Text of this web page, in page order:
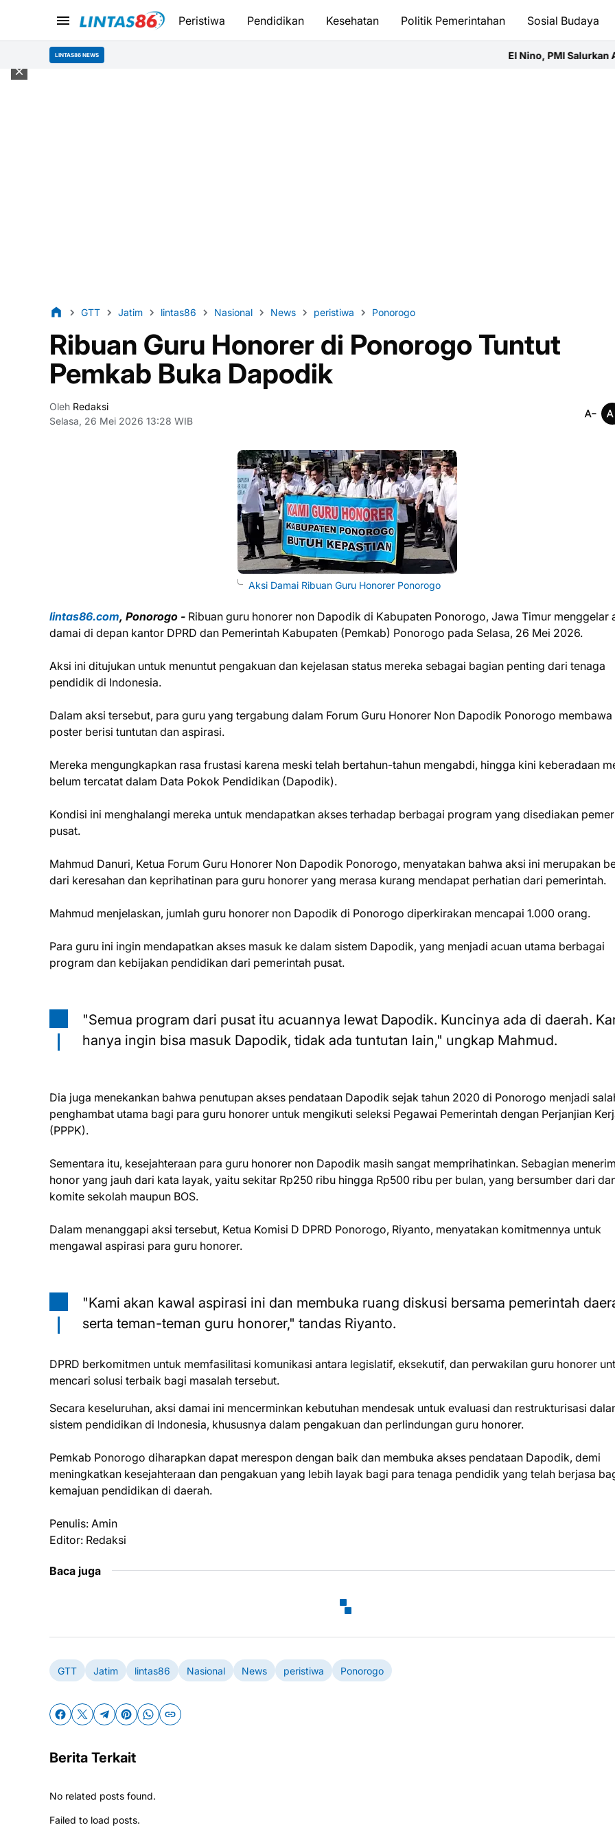
Peristiwa Pendidikan Kesehatan Politik Pemerintahan Sosial Budaya
LINTAS86 NEWS El Nino, PMI Salurkan Air Bersih di
GTT Jatim lintas86 Nasional News peristiwa Ponorogo
Ribuan Guru Honorer di Ponorogo Tuntut
Pemkab Buka Dapodik
Oleh Redaksi
Selasa, 26 Mei 2026 13:28 WIB
Aksi Damai Ribuan Guru Honorer Ponorogo
lintas86.com, Ponorogo - Ribuan guru honorer non Dapodik di Kabupaten Ponorogo, Jawa Timur menggelar
damai di depan kantor DPRD dan Pemerintah Kabupaten (Pemkab) Ponorogo pada Selasa, 26 Mei 2026.
Aksi ini ditujukan untuk menuntut pengakuan dan kejelasan status mereka sebagai bagian penting dari tenaga
pendidik di Indonesia.
Dalam aksi tersebut, para guru yang tergabung dalam Forum Guru Honorer Non Dapodik Ponorogo membawa
poster berisi tuntutan dan aspirasi.
Mereka mengungkapkan rasa frustasi karena meski telah bertahun-tahun mengabdi, hingga kini keberadaan
belum tercatat dalam Data Pokok Pendidikan (Dapodik).
Kondisi ini menghalangi mereka untuk mendapatkan akses terhadap berbagai program yang disediakan
pusat.
Mahmud Danuri, Ketua Forum Guru Honorer Non Dapodik Ponorogo, menyatakan bahwa aksi ini merupakan
dari keresahan dan keprihatinan para guru honorer yang merasa kurang mendapat perhatian dari pemerintah.
Mahmud menjelaskan, jumlah guru honorer non Dapodik di Ponorogo diperkirakan mencapai 1.000 orang.
Para guru ini ingin mendapatkan akses masuk ke dalam sistem Dapodik, yang menjadi acuan utama berbagai
program dan kebijakan pendidikan dari pemerintah pusat.
"Semua program dari pusat itu acuannya lewat Dapodik. Kuncinya ada di daerah.
hanya ingin bisa masuk Dapodik, tidak ada tuntutan lain," ungkap Mahmud.
Dia juga menekankan bahwa penutupan akses pendataan Dapodik sejak tahun 2020 di Ponorogo menjadi
penghambat utama bagi para guru honorer untuk mengikuti seleksi Pegawai Pemerintah dengan Perjanjian
(PPPK).
Sementara itu, kesejahteraan para guru honorer non Dapodik masih sangat memprihatinkan. Sebagian
honor yang jauh dari kata layak, yaitu sekitar Rp250 ribu hingga Rp500 ribu per bulan, yang bersumber dari
komite sekolah maupun BOS.
Dalam menanggapi aksi tersebut, Ketua Komisi D DPRD Ponorogo, Riyanto, menyatakan komitmennya untuk
mengawal aspirasi para guru honorer.
"Kami akan kawal aspirasi ini dan membuka ruang diskusi bersama pemerintah
serta teman-teman guru honorer," tandas Riyanto.
DPRD berkomitmen untuk memfasilitasi komunikasi antara legislatif, eksekutif, dan perwakilan guru honorer
mencari solusi terbaik bagi masalah tersebut.
Secara keseluruhan, aksi damai ini mencerminkan kebutuhan mendesak untuk evaluasi dan restrukturisasi
sistem pendidikan di Indonesia, khususnya dalam pengakuan dan perlindungan guru honorer.
Pemkab Ponorogo diharapkan dapat merespon dengan baik dan membuka akses pendataan Dapodik, demi
meningkatkan kesejahteraan dan pengakuan yang lebih layak bagi para tenaga pendidik yang telah berjasa
kemajuan pendidikan di daerah.
Penulis: Amin
Editor: Redaksi
Baca juga
GTT Jatim lintas86 Nasional News peristiwa Ponorogo
Berita Terkait
No related posts found.
Failed to load posts.